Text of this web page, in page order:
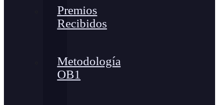
Premios
Recibidos
Metodología
OB1